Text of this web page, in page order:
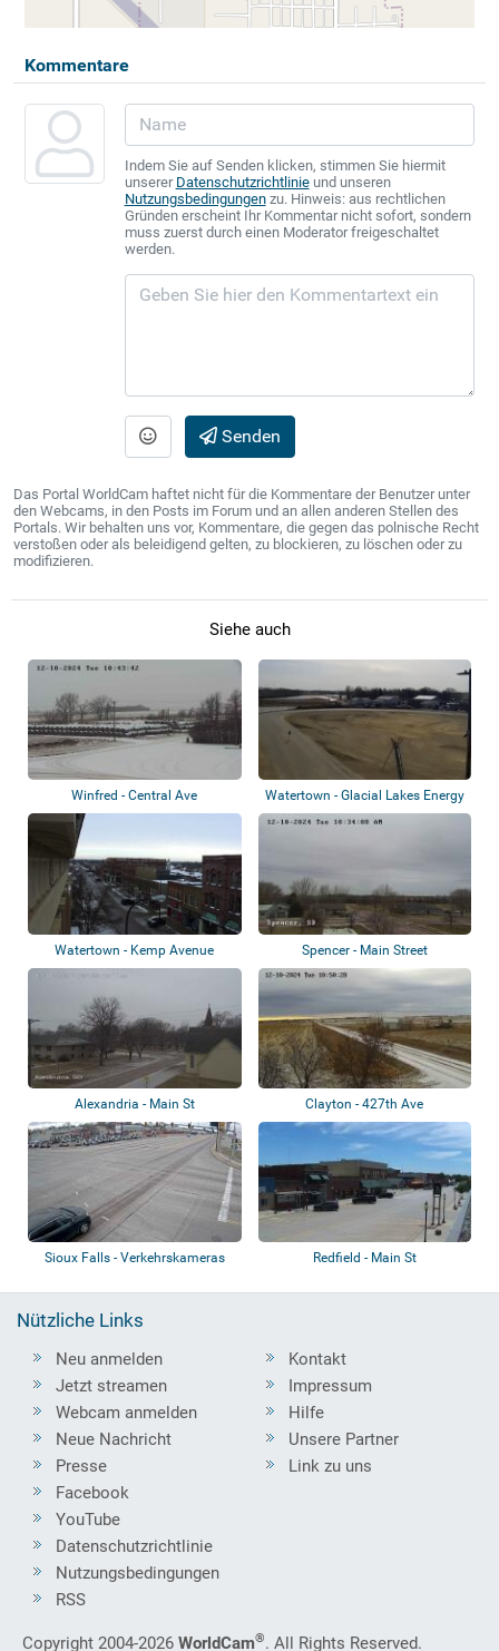
Kommentare
Indem Sie auf Senden klicken, stimmen Sie hiermit
unserer Datenschutzrichtlinieund unseren
Nutzungsbedingungenzu. Hinweis: aus rechtlichen
Gründen erscheint Ihr Kommentar nicht sofort, sondern
muss zuerst durch einen Moderator freigeschaltet
werden.
Senden
Das Portal WorldCam haftet nicht für die Kommentare der Benutzer unter
den Webcams, in den Posts im Forum und an allen anderen Stellen des
Portals. Wir behalten uns vor, Kommentare, die gegen das polnische Recht
verstoßen oder als beleidigend gelten, zu blockieren, zu löschen oder zu
modifizieren.
Siehe auch
Winfred - Central Ave Watertown - Glacial Lakes Energy
Watertown - Kemp Avenue Spencer - Main Street
Alexandria - Main St Clayton - 427th Ave
Sioux Falls - Verkehrskameras Redfield - Main St
Nützliche Links
Neu anmelden
Jetzt streamen
Webcam anmelden
Neue Nachricht
Presse
Kontakt
Impressum
Hilfe
Unsere Partner
Link zu uns
Facebook
YouTube
Datenschutzrichtlinie
Nutzungsbedingungen
RSS
Copyright 2004-2026 WorldCam®. All Rights Reserved.